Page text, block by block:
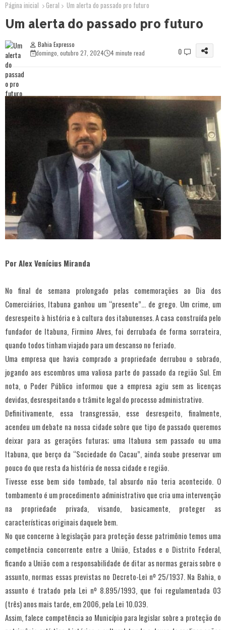
Página inicial Geral Um alerta do passado pro futuro
Um alerta do passado pro futuro
Bahia Expresso
domingo, outubro 27, 2024
4 minute read 0
Por Alex Venícius Miranda
No final de semana prolongado pelas comemorações ao Dia dos
Comerciários, Itabuna ganhou um “presente”… de grego. Um crime, um
desrespeito à história e à cultura dos itabunenses. A casa construída pelo
fundador de Itabuna, Firmino Alves, foi derrubada de forma sorrateira,
quando todos tinham viajado para um descanso no feriado.
Uma empresa que havia comprado a propriedade derrubou o sobrado,
jogando aos escombros uma valiosa parte do passado da região Sul. Em
nota, o Poder Público informou que a empresa agiu sem as licenças
devidas, desrespeitando o trâmite legal do processo administrativo.
Definitivamente, essa transgressão, esse desrespeito, finalmente,
acendeu um debate na nossa cidade sobre que tipo de passado queremos
deixar para as gerações futuras; uma Itabuna sem passado ou uma
Itabuna, que berço da “Sociedade do Cacau”, ainda soube preservar um
pouco do que resta da história de nossa cidade e região.
Tivesse esse bem sido tombado, tal absurdo não teria acontecido. O
tombamento é um procedimento administrativo que cria uma intervenção
na propriedade privada, visando, basicamente, proteger as
características originais daquele bem.
No que concerne à legislação para proteção desse patrimônio temos uma
competência concorrente entre a União, Estados e o Distrito Federal,
ficando a União com a responsabilidade de ditar as normas gerais sobre o
assunto, normas essas previstas no Decreto-Lei nº 25/1937. Na Bahia, o
assunto é tratado pela Lei nº 8.895/1993, que foi regulamentada 03
(três) anos mais tarde, em 2006, pela Lei 10.039.
Assim, falece competência ao Município para legislar sobre a proteção do